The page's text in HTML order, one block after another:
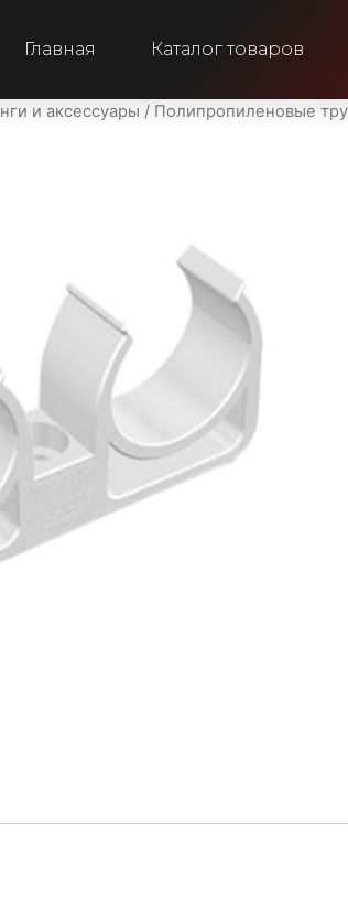
Главная Каталог товаров
и аксессуары / Полипропиленовые